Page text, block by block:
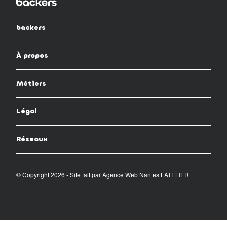
backers
À propos
Métiers
Légal
Réseaux
© Copyright 2026 - Site fait parAgence Web Nantes LATELIER